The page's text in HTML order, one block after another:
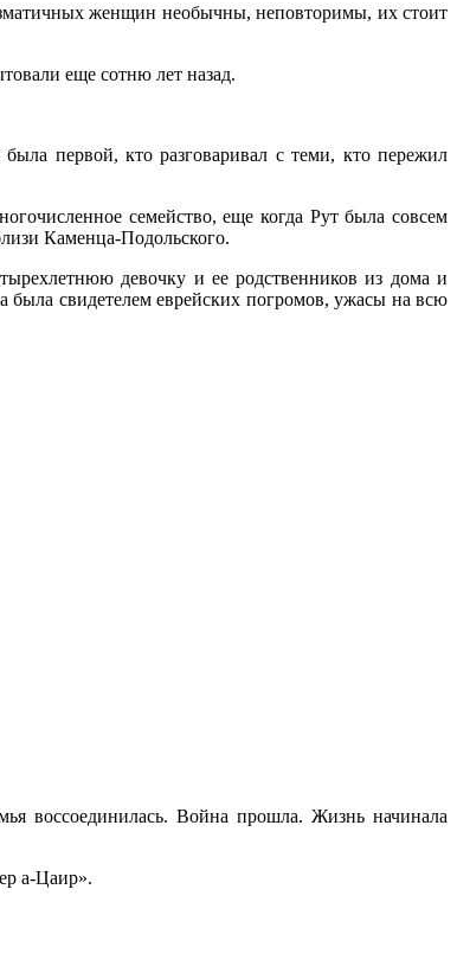
женщин необычны, неповторимы, их стоит
еще сотню лет назад.
первой, кто разговаривал с теми, кто пережил
семейство, еще когда Рут была совсем
Каменца-Подольского.
девочку и ее родственников из дома и
была свидетелем еврейских погромов, ужасы на всю
воссоединилась. Война прошла. Жизнь начинала
а-Цаир».